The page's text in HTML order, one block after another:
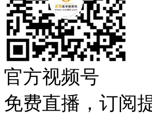
官方视频号
免费直播，订阅